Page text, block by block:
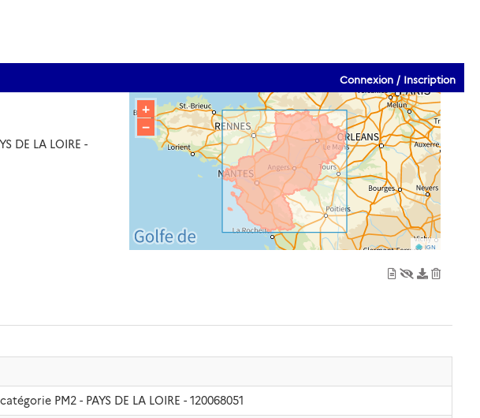
Connexion / Inscription
DE LA LOIRE -
+
−
IGN
PM2 - PAYS DE LA LOIRE - 120068051